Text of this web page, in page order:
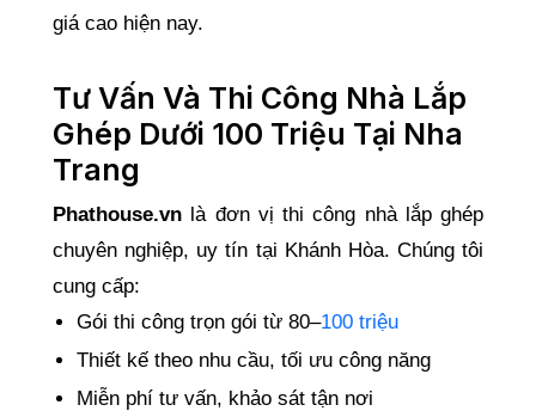
giá cao hiện nay.
Tư Vấn Và Thi Công Nhà Lắp
Ghép Dưới 100 Triệu Tại Nha
Trang
Phathouse.vn là đơn vị thi công nhà lắp ghép
chuyên nghiệp, uy tín tại Khánh Hòa. Chúng tôi
cung cấp:
Gói thi công trọn gói từ 80–100 triệu
Thiết kế theo nhu cầu, tối ưu công năng
Miễn phí tư vấn, khảo sát tận nơi